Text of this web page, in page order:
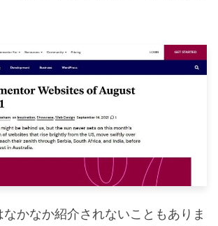
かなか紹介されないこともありま